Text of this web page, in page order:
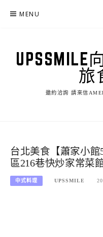
MENU
旅
邀約洽詢 請來信
台北美食【蕭家小
區216巷快炒家常菜
中式料理 UPSSMILE